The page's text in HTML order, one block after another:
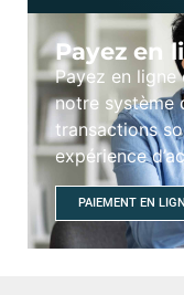
Payez en
Payez en ligne
notre système
transactions
expérience
PAIEMENT EN